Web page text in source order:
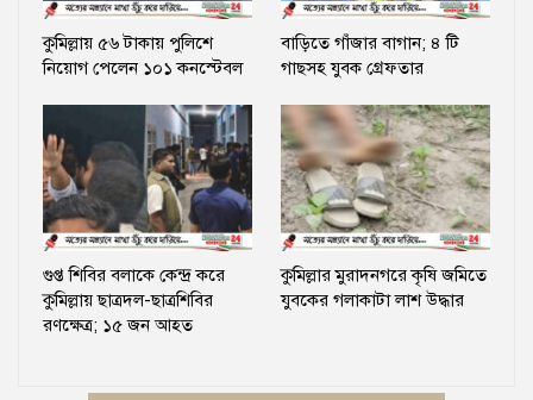
কুমিল্লায় ৫৬ টাকায় পুলিশে
নিয়োগ পেলেন ১০১ কনস্টেবল
বাড়িতে গাঁজার বাগান; ৪ টি
গাছসহ যুবক গ্রেফতার
গুপ্ত শিবির বলাকে কেন্দ্র করে
কুমিল্লায় ছাত্রদল-ছাত্রশিবির
রণক্ষেত্র; ১৫ জন আহত
কুমিল্লার মুরাদনগরে কৃষি জমিতে
যুবকের গলাকাটা লাশ উদ্ধার